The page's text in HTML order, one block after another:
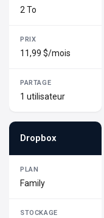
2 To
11,99 $/mois
1 utilisateur
Dropbox
Family